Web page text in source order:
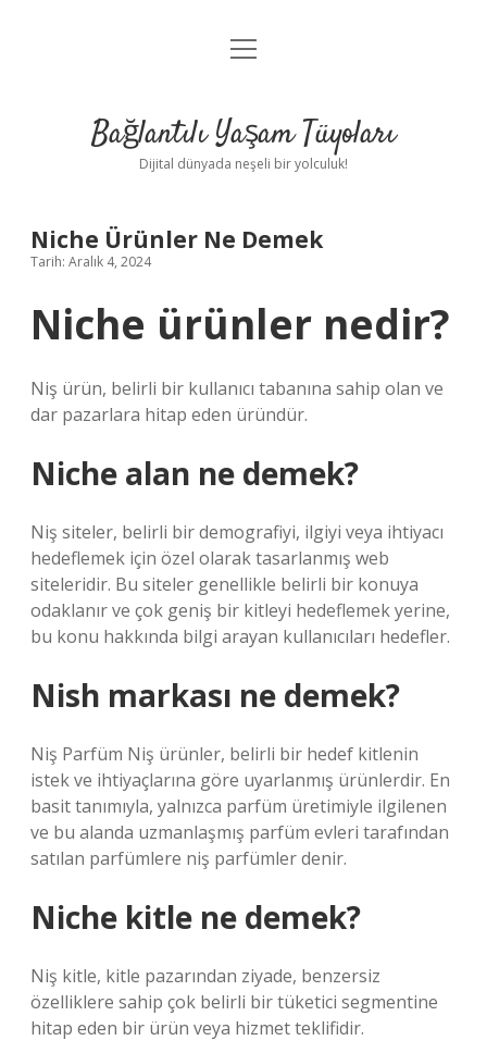
Anasayfa
Yasal Uyarı
menüyü
Bağlantılı Yaşam Tüyoları
Dijital dünyada neşeli bir yolculuk!
Niche Ürünler Ne Demek
Tarih: Aralık 4, 2024
Niche ürünler nedir?
Niş ürün, belirli bir kullanıcı tabanına sahip olan ve
dar pazarlara hitap eden üründür.
Niche alan ne demek?
Niş siteler, belirli bir demografiyi, ilgiyi veya ihtiyacı
hedeflemek için özel olarak tasarlanmış web
siteleridir. Bu siteler genellikle belirli bir konuya
odaklanır ve çok geniş bir kitleyi hedeflemek yerine,
bu konu hakkında bilgi arayan kullanıcıları hedefler.
Nish markası ne demek?
Niş Parfüm Niş ürünler, belirli bir hedef kitlenin
istek ve ihtiyaçlarına göre uyarlanmış ürünlerdir. En
basit tanımıyla, yalnızca parfüm üretimiyle ilgilenen
ve bu alanda uzmanlaşmış parfüm evleri tarafından
satılan parfümlere niş parfümler denir.
Niche kitle ne demek?
Niş kitle, kitle pazarından ziyade, benzersiz
özelliklere sahip çok belirli bir tüketici segmentine
hitap eden bir ürün veya hizmet teklifidir.